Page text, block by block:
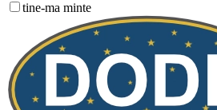
tine-ma minte